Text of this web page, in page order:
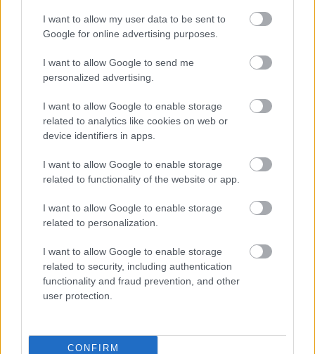
I want to allow my user data to be sent to
Google for online advertising purposes.
I want to allow Google to send me
personalized advertising.
I want to allow Google to enable storage
related to analytics like cookies on web or
device identifiers in apps.
I want to allow Google to enable storage
related to functionality of the website or app.
I want to allow Google to enable storage
related to personalization.
I want to allow Google to enable storage
related to security, including authentication
functionality and fraud prevention, and other
user protection.
CONFIRM
χάος, είμαι απλώς εδώ για να ΤΟ ΔΙΟΡΘΩΣΩ.
ΚΑΝΤΕ ΤΗΝ ΑΜΕΡΙΚΗ ΞΑΝΑ ΜΕΓΑΛΗ!»
Αληθινές ιστορίες, βαθιά θέματα,
το JennyGr στοGoogle News.
ΔΙΑΒΑΖΟΝΤΑΙ ΤΩΡΑ
συνήθως κολλημένα στη μαμά τους